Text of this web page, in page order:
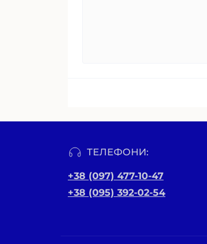
ТЕЛЕФОНИ:
+38 (097) 477-10-47
+38 (095) 392-02-54